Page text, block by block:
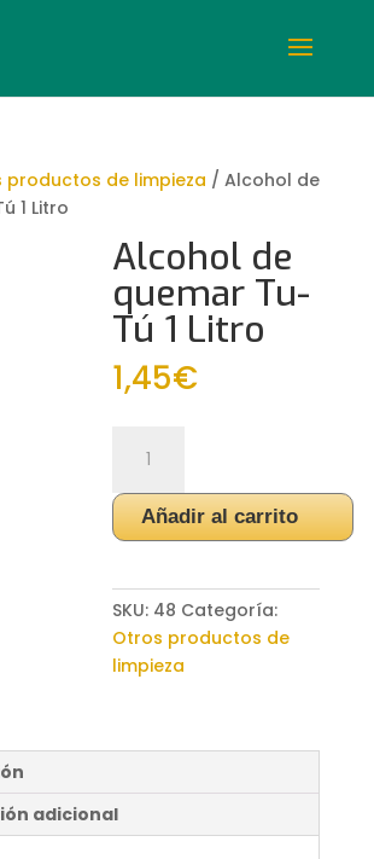
productos de limpieza / Alcohol de
1 Litro
Alcohol de
quemar Tu-
Tú 1 Litro
1,45€
quemar
Tu-
Litro
cantidad
Añadir al carrito
SKU: 48 Categoría:
Otros productos de
limpieza
adicional